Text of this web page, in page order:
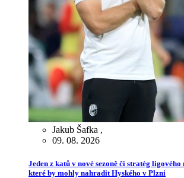
Jakub Šafka ,
09. 08. 2026
Jeden z katů v nové sezoně či stratég
které by mohly nahradit Hyského v Plzni